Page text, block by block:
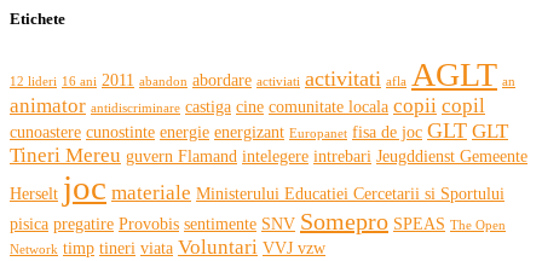
Etichete
12 lideri 16 ani 2011 abandon abordare activiati activitati afla AGLT an
animator antidiscriminare castiga cine comunitate locala copii copil
cunoastere cunostinte energie energizant Europanet fisa de joc GLT GLT
Tineri Mereu guvern Flamand intelegere intrebari Jeugddienst Gemeente
Herselt joc materiale Ministerului Educatiei Cercetarii si Sportului
pisica pregatire Provobis sentimente SNV Somepro SPEAS The Open
Network timp tineri viata Voluntari VVJ vzw